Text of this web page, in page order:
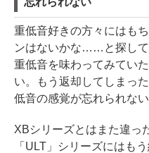
重低音好きの方々にはも
ンはないかな……と探して
重低音を味わってみてい
い。もう返却してしまっ
低音の感覚が忘れられない
XBシリーズとはまた違っ
「ULT」シリーズにはも